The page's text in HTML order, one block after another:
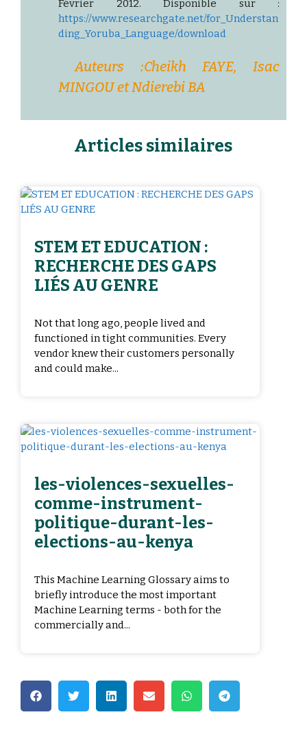
Février 2012. Disponible sur :
https://www.researchgate.net/for_Understan
ding_Yoruba_Language/download
Auteurs :Cheikh FAYE, Isac
MINGOU et Ndierebi BA
Articles similaires
STEM ET EDUCATION :
RECHERCHE DES GAPS
LIÉS AU GENRE
Not that long ago, people lived and
functioned in tight communities. Every
vendor knew their customers personally
and could make...
les-violences-sexuelles-
comme-instrument-
politique-durant-les-
elections-au-kenya
This Machine Learning Glossary aims to
briefly introduce the most important
Machine Learning terms - both for the
commercially and...